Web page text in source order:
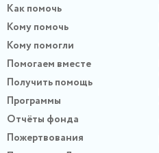
Как помочь
Кому помочь
Кому помогли
Помогаем вместе
Получить помощь
Программы
Отчёты фонда
Пожертвования